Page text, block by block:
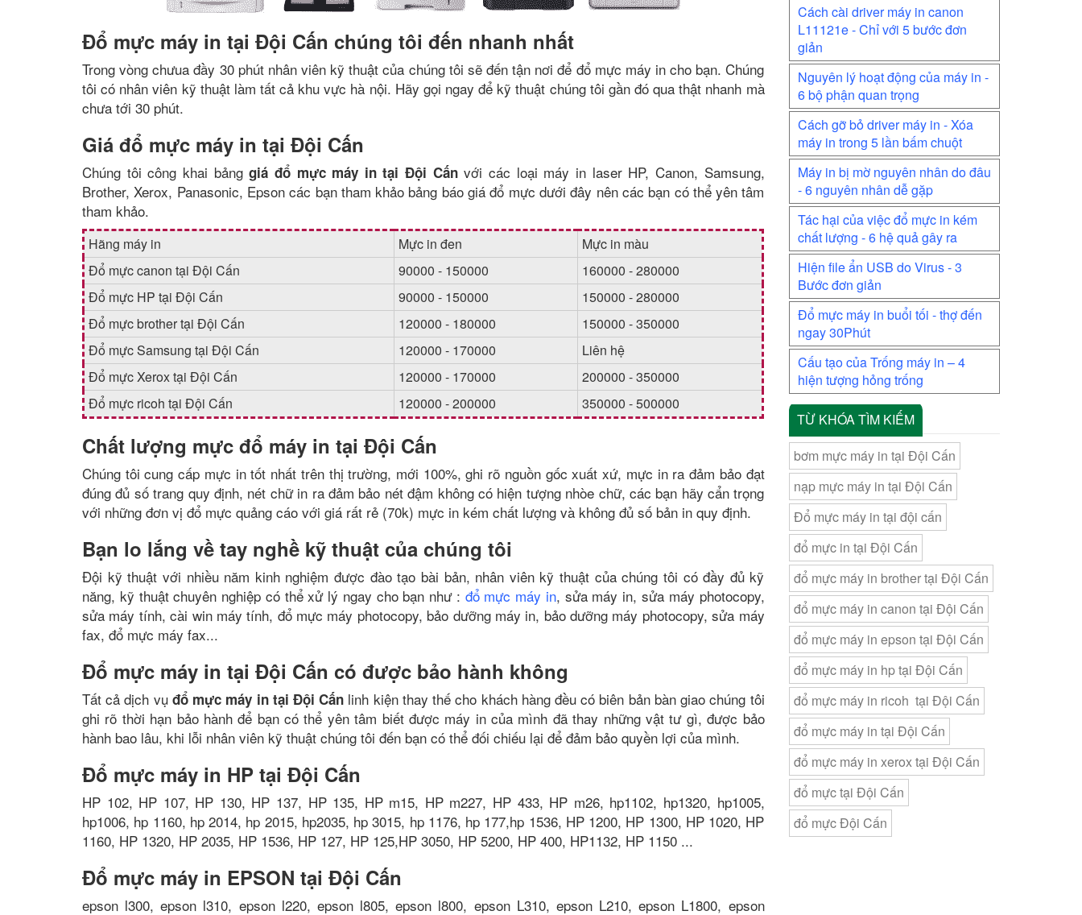
Đổ mực máy in tại Đội Cấn chúng tôi đến nhanh nhất
Trong vòng chưua đầy 30 phút nhân viên kỹ thuật của chúng tôi sẽ đến tận nơi để đổ mực máy in cho bạn. Chúng
tôi có nhân viên kỹ thuật làm tất cả khu vực hà nội. Hãy gọi ngay để kỹ thuật chúng tôi gần đó qua thật nhanh mà
chưa tới 30 phút.
Giá đổ mực máy in tại Đội Cấn
Chúng tôi công khai bảnggiá đổ mực máy in tại Đội Cấnvới các loại máy in laser HP, Canon, Samsung,
Brother, Xerox, Panasonic, Epson các bạn tham khảo bảng báo giá đổ mực dưới đây nên các bạn có thể yên tâm
tham khảo.
Hãng máy in Mực in đen
Mực in màu
Đổ mực canon tại Đội Cấn
90000 - 150000
160000 - 280000
Đổ mực HP tại Đội Cấn
90000 - 150000
150000 - 280000
Đổ mực brother tại Đội Cấn
120000 - 180000
150000 - 350000
Đổ mực Samsung tại Đội Cấn
120000 - 170000
Liên hệ
Đổ mực Xerox tại Đội Cấn
120000 - 170000
200000 - 350000
Đổ mực ricoh tại Đội Cấn
120000 - 200000 350000 - 500000
Chất lượng mực đổ máy in tại Đội Cấn
Chúng tôi cung cấp mực in tốt nhất trên thị trường, mới 100%, ghi rõ nguồn gốc xuất xứ, mực in ra đảm bảo đạt
đúng đủ số trang quy định, nét chữ in ra đảm bảo nét đậm không có hiện tượng nhòe chữ, các bạn hãy cẩn trọng
với những đơn vị đổ mực quảng cáo với giá rất rẻ (70k) mực in kém chất lượng và không đủ số bản in quy định.
Bạn lo lắng về tay nghề kỹ thuật của chúng tôi
Đội kỹ thuật với nhiều năm kinh nghiệm được đào tạo bài bản, nhân viên kỹ thuật của chúng tôi có đầy đủ kỹ
năng, kỹ thuật chuyên nghiệp có thể xử lý ngay cho bạn như : đổ mực máy in, sửa máy in, sửa máy photocopy,
sửa máy tính, cài win máy tính, đổ mực máy photocopy, bảo dưỡng máy in, bảo dưỡng máy photocopy, sửa máy
fax, đổ mực máy fax...
Đổ mực máy in tại Đội Cấn có được bảo hành không
Tất cả dịch vụ đổ mực máy in tại Đội Cấn linh kiện thay thế cho khách hàng đều có biên bản bàn giao chúng tôi
ghi rõ thời hạn bảo hành để bạn có thể yên tâm biết được máy in của mình đã thay những vật tư gì, được bảo
hành bao lâu, khi lỗi nhân viên kỹ thuật chúng tôi đến bạn có thể đối chiếu lại để đảm bảo quyền lợi của mình.
Đổ mực máy in HP tại Đội Cấn
HP 102, HP 107, HP 130, HP 137, HP 135, HP m15, HP m227, HP 433, HP m26, hp1102, hp1320, hp1005,
hp1006, hp 1160, hp 2014, hp 2015, hp2035, hp 3015, hp 1176, hp 177,hp 1536, HP 1200, HP 1300, HP 1020, HP
1160, HP 1320, HP 2035, HP 1536, HP 127, HP 125,HP 3050, HP 5200, HP 400, HP1132, HP 1150 ...
Đổ mực máy in EPSON tại Đội Cấn
epson l300, epson l310, epson l220, epson l805, epson l800, epson L310, epson L210, epson L1800, epson
Cách cài driver máy in canon
L11121e - Chỉ với 5 bước đơn
giản
Nguyên lý hoạt động của máy in -
6 bộ phận quan trọng
Cách gỡ bỏ driver máy in - Xóa
máy in trong 5 lần bấm chuột
Máy in bị mờ nguyên nhân do đâu
- 6 nguyên nhân dễ gặp
Tác hại của việc đổ mực in kém
chất lượng - 6 hệ quả gây ra
Hiện file ẩn USB do Virus - 3
Bước đơn giản
Đổ mực máy in buổi tối - thợ đến
ngay 30Phút
Cấu tạo của Trống máy in – 4
hiện tượng hỏng trống
TỪ KHÓA TÌM KIẾM
bơm mực máy in tại Đội Cấn
nạp mực máy in tại Đội Cấn
Đổ mực máy in tại đội cấn
đổ mực in tại Đội Cấn
đổ mực máy in brother tại Đội Cấn
đổ mực máy in canon tại Đội Cấn
đổ mực máy in epson tại Đội Cấn
đổ mực máy in hp tại Đội Cấn
đổ mực máy in ricoh tại Đội Cấn
đổ mực máy in tại Đội Cấn
đổ mực máy in xerox tại Đội Cấn
đổ mực tại Đội Cấn
đổ mực Đội Cấn